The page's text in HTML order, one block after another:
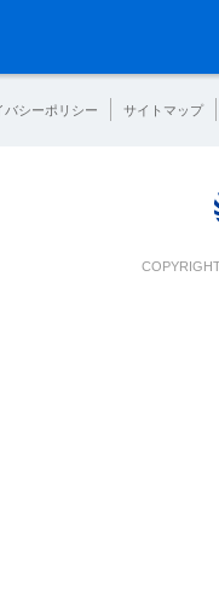
バシーポリシー サイトマップ